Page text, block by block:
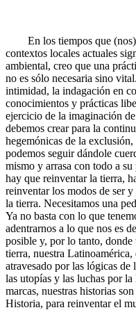
En los tiempos que (nos)
contextos locales actuales
ambiental, creo que una
no es sólo necesaria sino
intimidad, la indagación en
conocimientos y prácticas
ejercicio de la imaginación
debemos crear para la
hegemónicas de la
podemos seguir dándole
mismo y arrasa con todo a
hay que reinventar la tierra,
reinventar los modos de ser
la tierra. Necesitamos una
Ya no basta con lo que
adentrarnos a lo que nos es
posible y, por lo tanto, donde
tierra, nuestra
atravesado por las lógicas
las utopías y las luchas por
marcas, nuestras historias
Historia, para reinventar el